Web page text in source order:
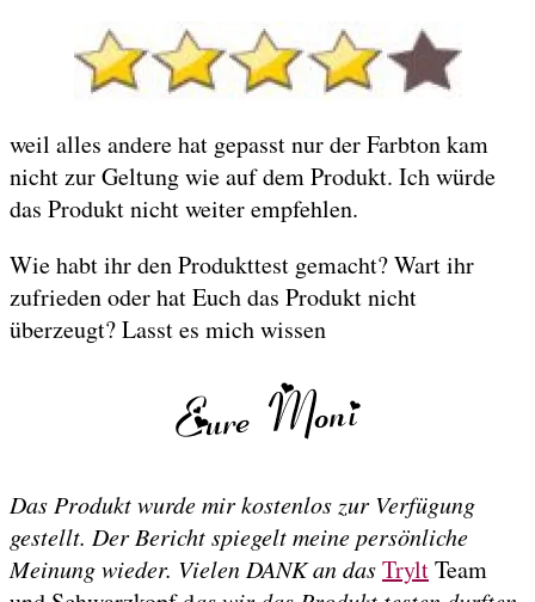
weil alles andere hat gepasst nur der Farbton kam
nicht zur Geltung wie auf dem Produkt. Ich würde
das Produkt nicht weiter empfehlen.
Wie habt ihr den Produkttest gemacht? Wart ihr
zufrieden oder hat Euch das Produkt nicht
überzeugt? Lasst es mich wissen
Das Produkt wurde mir kostenlos zur Verfügung
gestellt. Der Bericht spiegelt meine persönliche
Meinung wieder. Vielen DANK an dasTryltTeam